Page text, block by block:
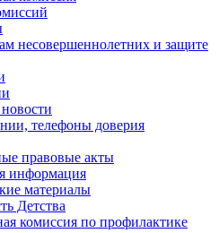
несовершеннолетних и защите
телефоны доверия
правовые акты
информация
материалы
Детства
комиссия по профилактике